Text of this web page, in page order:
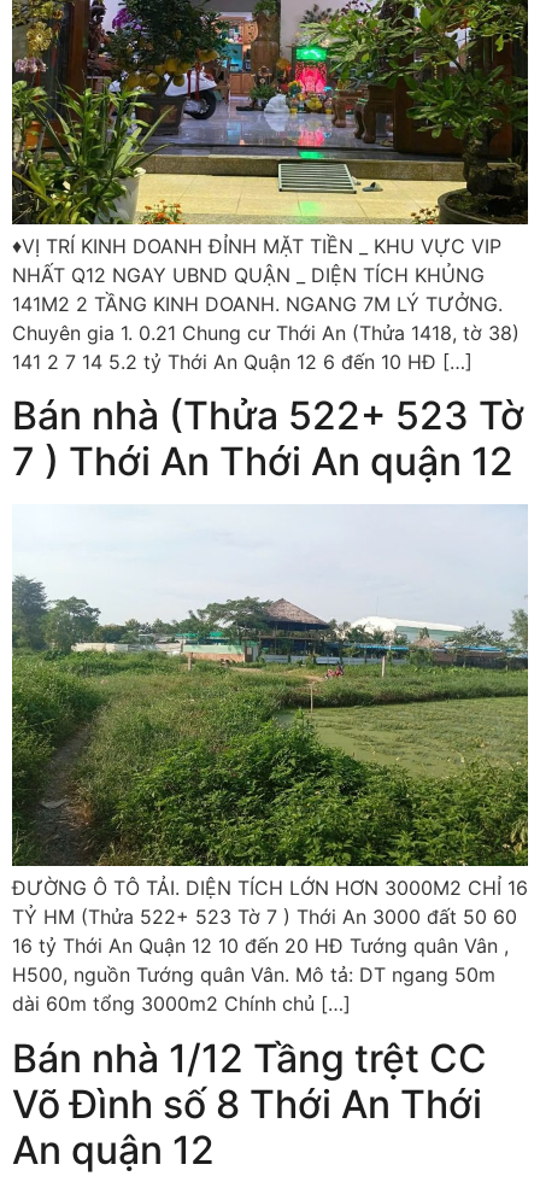
♦️VỊ TRÍ KINH DOANH ĐỈNH MẶT TIỀN _ KHU VỰC VIP
NHẤT Q12 NGAY UBND QUẬN _ DIỆN TÍCH KHỦNG
141M2 2 TẦNG KINH DOANH. NGANG 7M LÝ TƯỞNG.
Chuyên gia 1. 0.21 Chung cư Thới An (Thửa 1418, tờ 38)
141 2 7 14 5.2 tỷ Thới An Quận 12 6 đến 10 HĐ […]
Bán nhà (Thửa 522+ 523 Tờ
7 ) Thới An Thới An quận 12
ĐƯỜNG Ô TÔ TẢI. DIỆN TÍCH LỚN HƠN 3000M2 CHỈ 16
TỶ HM (Thửa 522+ 523 Tờ 7 ) Thới An 3000 đất 50 60
16 tỷ Thới An Quận 12 10 đến 20 HĐ Tướng quân Vân ,
H500, nguồn Tướng quân Vân. Mô tả: DT ngang 50m
dài 60m tổng 3000m2 Chính chủ […]
Bán nhà 1/12 Tầng trệt CC
Võ Đình số 8 Thới An Thới
An quận 12